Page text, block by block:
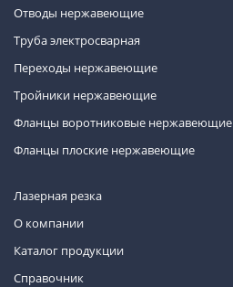
Отводы нержавеющие
Труба электросварная
Переходы нержавеющие
Тройники нержавеющие
Фланцы воротниковые нержавеющие
Фланцы плоские нержавеющие
Лазерная резка
О компании
Каталог продукции
Справочник